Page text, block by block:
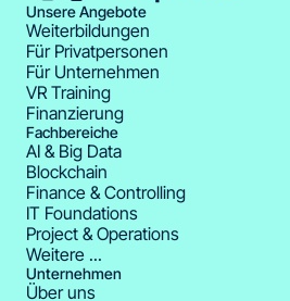
Unsere Angebote
Weiterbildungen
Für Privatpersonen
Für Unternehmen
VR Training
Finanzierung
Fachbereiche
AI & Big Data
Blockchain
Finance & Controlling
IT Foundations
Project & Operations
Weitere ...
Unternehmen
Über uns